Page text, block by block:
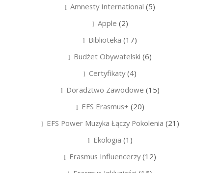
Amnesty International (5)
Apple (2)
Biblioteka (17)
Budżet Obywatelski (6)
Certyfikaty(4)
Doradztwo Zawodowe (15)
EFS Erasmus+ (20)
EFS Power Muzyka Łączy Pokolenia (21)
Ekologia (1)
Erasmus Influencerzy(12)